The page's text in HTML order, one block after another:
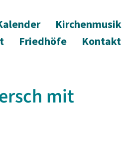
Kirchenmusik
Friedhöfe Kontakt
mit